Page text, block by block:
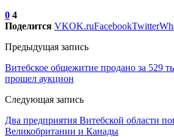
0 4
Поделится VKOK.ruFacebookTwitter
Предыдущая запись
Витебское общежитие продано за 529
прошел аукцион
Следующая запись
Два предприятия Витебской области
Великобритании и Канады